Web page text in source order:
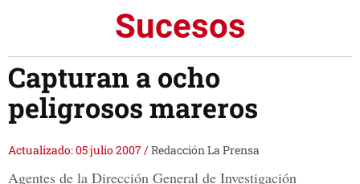
Sucesos
Capturan a ocho
peligrosos mareros
Actualizado: 05 julio 2007/Redacción La Prensa
Agentes de la Dirección General de Investigación